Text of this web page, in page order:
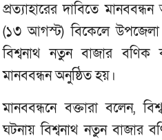
প্রত্যাহারের দাবিতে
(১৩ আগস্ট) বিকেলে
বিশ্বনাথ নতুন বাজার বণিক
মানববন্ধন অনুষ্ঠিত হয়।
মানববন্ধনে বক্তারা বলেন,
ঘটনায় বিশ্বনাথ নতুন বাজার